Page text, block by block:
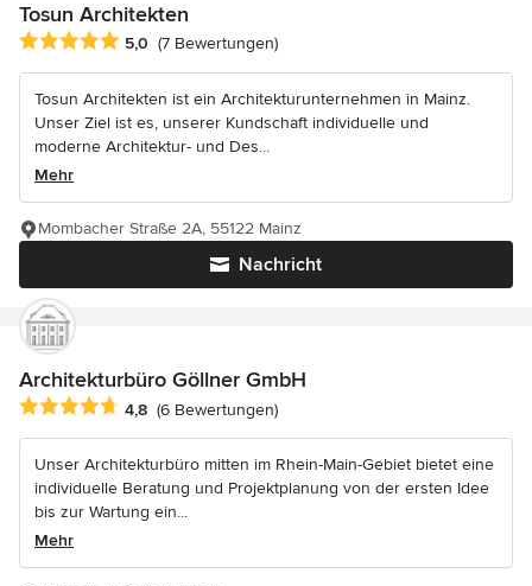
Tosun Architekten
Durchschnittliche Bewertung: 5 von 5 Sternen
5,0 (7 Bewertungen)
Tosun Architekten ist ein Architekturunternehmen in Mainz.
Unser Ziel ist es, unserer Kundschaft individuelle und
moderne Architektur- und Des...
Mehr
Nachricht
Mombacher Straße 2A, 55122 Mainz
Architekturbüro Göllner GmbH
Durchschnittliche Bewertung: 4.8 von 5 Sternen
4,8 (6 Bewertungen)
Unser Architekturbüro mitten im Rhein-Main-Gebiet bietet eine
individuelle Beratung und Projektplanung von der ersten Idee
bis zur Wartung ein...
Mehr